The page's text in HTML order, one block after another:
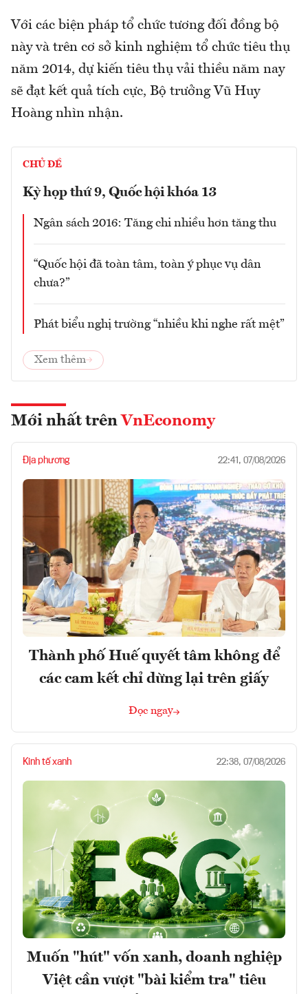
Với các biện pháp tổ chức tương đối đồng bộ
này và trên cơ sở kinh nghiệm tổ chức tiêu thụ
năm 2014, dự kiến tiêu thụ vải thiều năm nay
sẽ đạt kết quả tích cực, Bộ trưởng Vũ Huy
Hoàng nhìn nhận.
CHỦ ĐỀ
Kỳ họp thứ 9, Quốc hội khóa 13
Ngân sách 2016: Tăng chi nhiều hơn tăng thu
“Quốc hội đã toàn tâm, toàn ý phục vụ dân
chưa?”
Phát biểu nghị trường “nhiều khi nghe rất mệt”
Xem thêm
Mới nhất trên VnEconomy
Địa phương 22:41, 07/08/2026
Thành phố Huế quyết tâm không để
các cam kết chỉ dừng lại trên giấy
Đọc ngay
Kinh tế xanh 22:38, 07/08/2026
Muốn "hút" vốn xanh, doanh nghiệp
Việt cần vượt "bài kiểm tra" tiêu